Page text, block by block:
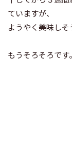
ていますが、
ようやく美味しそ
もうそろそろです